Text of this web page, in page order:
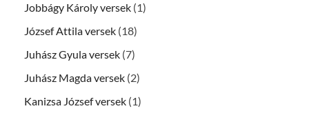
Jobbágy Károly versek (1)
József Attila versek (18)
Juhász Gyula versek (7)
Juhász Magda versek (2)
Kanizsa József versek (1)